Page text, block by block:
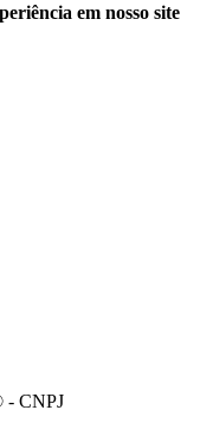
em nosso site
CNPJ